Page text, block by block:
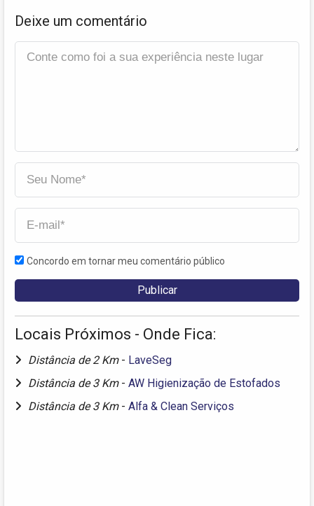
Deixe um comentário
Concordo em tornar meu comentário público
Locais Próximos - Onde Fica:
Distância de 2 Km - LaveSeg
Distância de 3 Km - AW Higienização de Estofados
Distância de 3 Km - Alfa & Clean Serviços